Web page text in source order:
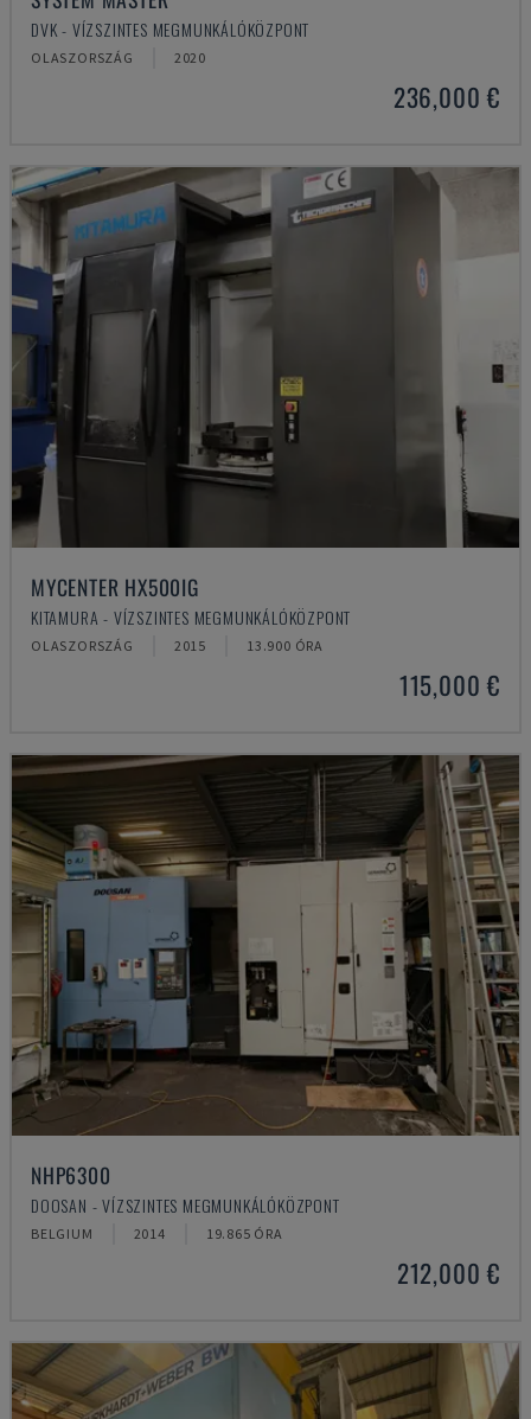
DVK - VÍZSZINTES MEGMUNKÁLÓKÖZPONT
OLASZORSZÁG 2020
236,000 €
MYCENTER HX500IG
KITAMURA - VÍZSZINTES MEGMUNKÁLÓKÖZPONT
OLASZORSZÁG 2015 13.900 ÓRA
115,000 €
NHP6300
DOOSAN - VÍZSZINTES MEGMUNKÁLÓKÖZPONT
BELGIUM 2014 19.865 ÓRA
212,000 €